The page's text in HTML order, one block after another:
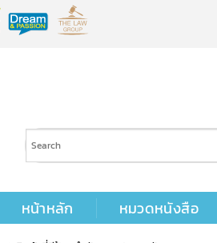
หน้าหลัก หมวดหนังสือ